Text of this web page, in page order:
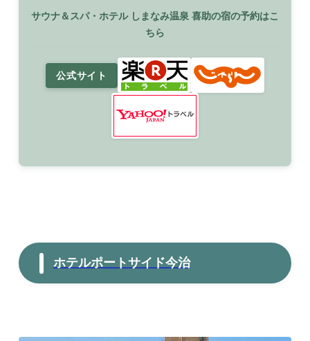
サウナ＆スパ・ホテル しまなみ温泉 喜助の宿の予約はこ
ちら
公式サイト
ホテルポートサイド今治